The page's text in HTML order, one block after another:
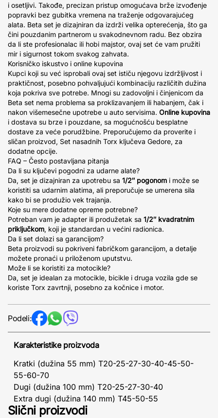
i osetljivi. Takođe, precizan pristup omogućava brže izvođenje
popravki bez gubitka vremena na traženje odgovarajućeg
alata. Beta set je dizajniran da izdrži velika opterećenja, što ga
čini pouzdanim partnerom u svakodnevnom radu. Bez obzira
da li ste profesionalac ili hobi majstor, ovaj set će vam pružiti
mir i sigurnost tokom svakog zahvata.
Korisničko iskustvo i online kupovina
Kupci koji su već isprobali ovaj set ističu njegovu izdržljivost i
praktičnost, posebno pohvaljujući kombinaciju različitih dužina
koja pokriva sve potrebe. Mnogi su zadovoljni i činjenicom da
Beta set nema problema sa proklizavanjem ili habanjem, čak i
nakon višemesečne upotrebe u auto servisima. Online kupovina
i dostava su brze i pouzdane, sa mogućnošću besplatne
dostave za veće porudžbine. Preporučujemo da proverite i
sličan proizvod, Set nasadnih Torx ključeva Gedore, za
dodatne opcije.
FAQ – Često postavljana pitanja
Da li su ključevi pogodni za udarne alate?
Da, set je dizajniran za upotrebu sa 1/2″ pogonom i može se
koristiti sa udarnim alatima, ali preporučuje se umerena sila
kako bi se produžio vek trajanja.
Koje su mere dodatne opreme potrebne?
Potreban vam je adapter ili produžetak sa 1/2″ kvadratnim
priključkom, koji je standardan u većini radionica.
Da li set dolazi sa garancijom?
Beta proizvodi su pokriveni fabričkom garancijom, a detalje
možete pronaći u priloženom uputstvu.
Može li se koristiti za motocikle?
Da, set je idealan za motocikle, bicikle i druga vozila gde se
koriste Torx zavrtnji, posebno za kočnice i motor.
Podeli:
Karakteristike proizvoda
Kratki (dužina 55 mm) T20-25-27-30-40-45-50-
55-60-70
Dugi (dužina 100 mm) T20-25-27-30-40
Extra dugi (dužina 140 mm) T45-50-55
Slični proizvodi